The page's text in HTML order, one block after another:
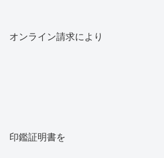
オンライン請求により
印鑑証明書を